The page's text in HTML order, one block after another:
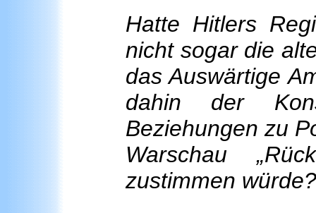
Hatte Hitlers
nicht sogar die
das Auswärtige
dahin der
Beziehungen zu
Warschau
zustimmen würde?